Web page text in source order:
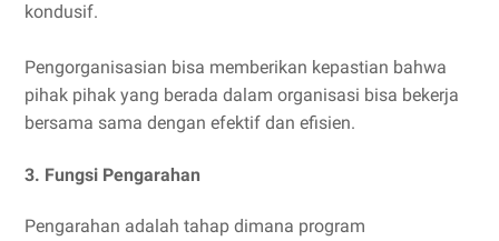
kondusif.
Pengorganisasian bisa memberikan kepastian bahwa
pihak pihak yang berada dalam organisasi bisa bekerja
bersama sama dengan efektif dan efisien.
3. Fungsi Pengarahan
Pengarahan adalah tahap dimana program